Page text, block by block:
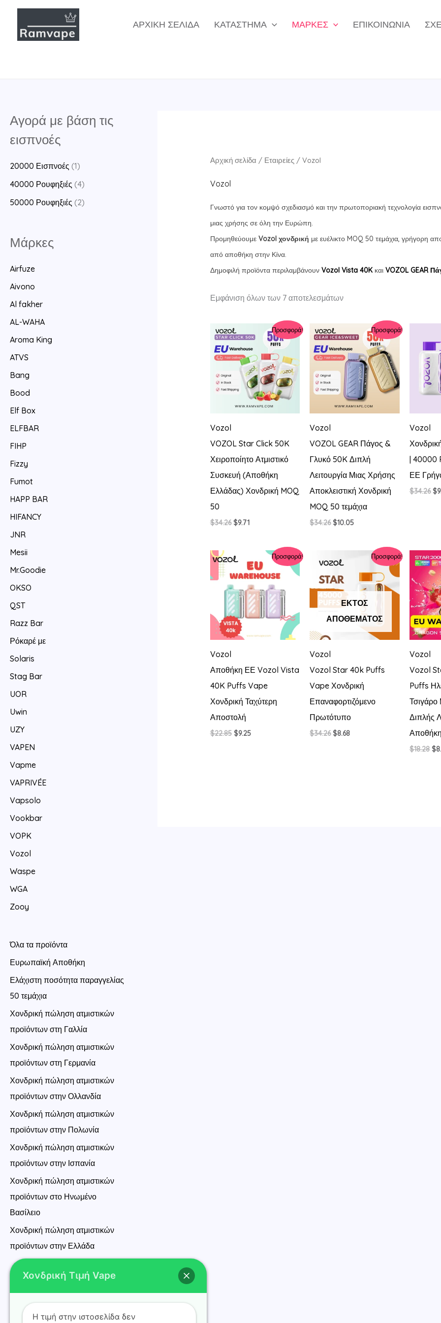
Μετάβαση
περιεχόμενο
ΑΡΧΙΚΉ ΣΕΛΊΔΑ ΚΑΤΆΣΤΗΜΑ ΜΆΡΚΕΣ ΕΠΙΚΟΙΝΩΝΊΑ
Αγορά με βάση τις
εισπνοές
20000 Εισπνοές (1)
40000 Ρουφηξιές (4)
50000 Ρουφηξιές (2)
Μάρκες
Airfuze
Aivono
Al fakher
AL-WAHA
Aroma King
ATVS
Bang
Bood
Elf Box
ELFBAR
FIHP
Fizzy
Fumot
HAPP BAR
HIFANCY
JNR
Mesii
Mr.Goodie
OKSO
QST
Razz Bar
Ρόκαρέ με
Solaris
Stag Bar
UOR
Uwin
UZY
VAPEN
Vapme
VAPRIVÉE
Vapsolo
Vookbar
VOPK
Vozol
Waspe
WGA
Zooy
Όλα τα προϊόντα
Ευρωπαϊκή Αποθήκη
Ελάχιστη ποσότητα παραγγελίας
50 τεμάχια
Χονδρική πώληση ατμιστικών
προϊόντων στη Γαλλία
Χονδρική πώληση ατμιστικών
προϊόντων στη Γερμανία
Χονδρική πώληση ατμιστικών
προϊόντων στην Ολλανδία
Χονδρική πώληση ατμιστικών
προϊόντων στην Πολωνία
Χονδρική πώληση ατμιστικών
προϊόντων στην Ισπανία
Χονδρική πώληση ατμιστικών
προϊόντων στο Ηνωμένο
Βασίλειο
Χονδρική πώληση ατμιστικών
προϊόντων στην Ελλάδα
Αρχική σελίδα / Εταιρείες/ Vozol
Vozol
Γνωστό για τον κομψό σχεδιασμό και την πρωτοποριακή τεχνολογία
μιας χρήσης σε όλη την Ευρώπη.
Προμηθεύουμε Vozol χονδρική με ευέλικτο MOQ 50 τεμάχια, γρήγορη
από αποθήκη στην Κίνα.
Δημοφιλή προϊόντα περιλαμβάνουν Vozol Vista 40Kκαι VOZOL GEAR
Εμφάνιση όλων των 7 αποτελεσμάτωνΤαξινόμηση
πρόσφατα
Προσφορά!
Vozol
VOZOL Star Click 50K
Χειροποίητο Ατμιστικό
Συσκευή (Αποθήκη
Ελλάδας) Χονδρική MOQ
50
$34.26 Original
$9.71Η
είναι:
Προσφορά!
Vozol
VOZOL GEAR Πάγος &
Γλυκό 50K Διπλή
Λειτουργία Μιας Χρήσης
Αποκλειστική Χονδρική
MOQ 50 τεμάχια
$34.26 Original
$10.05Η
είναι:
$10.05.
Vozol
| 40000
ΕΕ
$34.26 $
Προσφορά!
Vozol
Αποθήκη ΕΕ Vozol Vista
40K Puffs Vape
Χονδρική Ταχύτερη
Αποστολή
$22.85 Original
$9.25Η
Προσφορά!
ΕΚΤΌΣ
ΑΠΟΘΈΜΑΤΟΣ
Vozol
Vozol Star 40k Puffs
Vape Χονδρική
Επαναφορτιζόμενο
Πρωτότυπο
$34.26 Original
$8.68Η
Vozol
Vozol
Puffs
Διπλής
$18.28 $
Χονδρική Τιμή Vape
Η τιμή στην ιστοσελίδα δεν